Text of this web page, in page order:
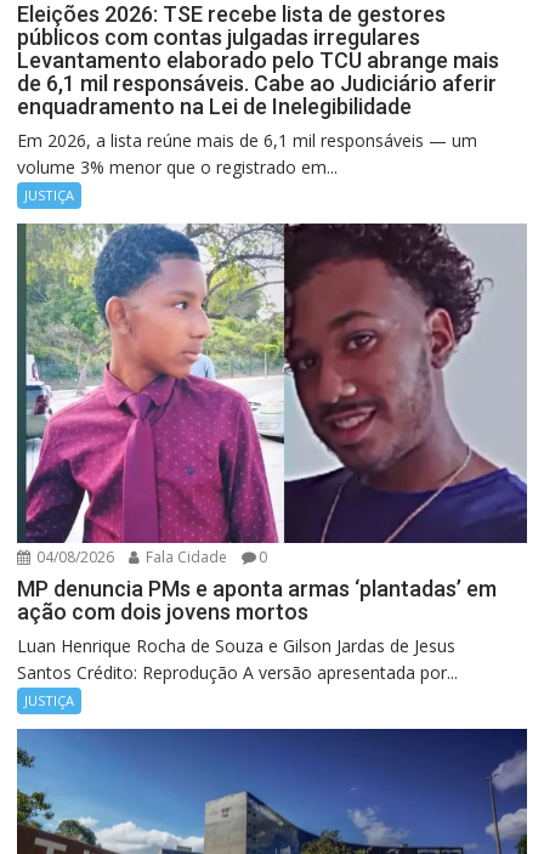
Eleições 2026: TSE recebe lista de gestores
públicos com contas julgadas irregulares
Levantamento elaborado pelo TCU abrange mais
de 6,1 mil responsáveis. Cabe ao Judiciário aferir
enquadramento na Lei de Inelegibilidade
Em 2026, a lista reúne mais de 6,1 mil responsáveis — um
volume 3% menor que o registrado em...
JUSTIÇA
04/08/2026 Fala Cidade 0
MP denuncia PMs e aponta armas ‘plantadas’ em
ação com dois jovens mortos
Luan Henrique Rocha de Souza e Gilson Jardas de Jesus
Santos Crédito: Reprodução A versão apresentada por...
JUSTIÇA